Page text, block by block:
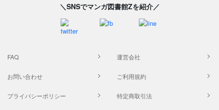
＼SNSでマンガ図書館Zを紹介／
FAQ 運営会社
お問い合わせ ご利用規約
プライバシーポリシー 特定商取引法